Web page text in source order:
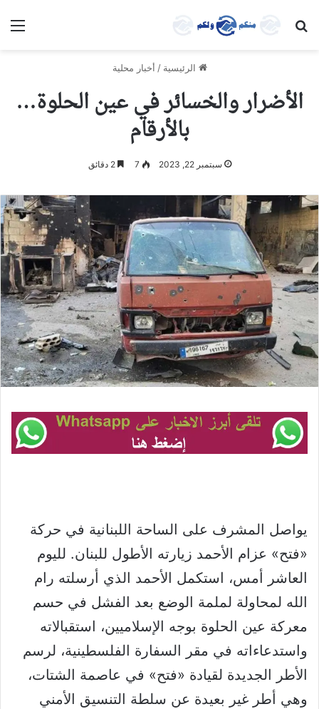
بحث عن
الرئيسية / أخبار محلية
الأضرار والخسائر في عين الحلوة…
بالأرقام
سبتمبر 22, 2023 7 2 دقائق
يواصل المشرف على الساحة اللبنانية في حركة
«فتح» عزام الأحمد زيارته الأطول للبنان. لليوم
العاشر أمس، استكمل الأحمد الذي أرسلته رام
الله لمحاولة لملمة الوضع بعد الفشل في حسم
معركة عين الحلوة بوجه الإسلاميين، استقبالاته
واستدعاءاته في مقر السفارة الفلسطينية، لرسم
الأطر الجديدة لقيادة «فتح» في عاصمة الشتات،
وهي أطر غير بعيدة عن سلطة التنسيق الأمني